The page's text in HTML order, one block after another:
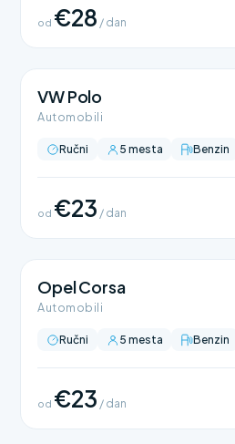
od €28 / dan
VW Polo
Automobili
Ručni 5 mesta Benzin
od €23 / dan
Opel Corsa
Automobili
Ručni 5 mesta Benzin
od €23 / dan